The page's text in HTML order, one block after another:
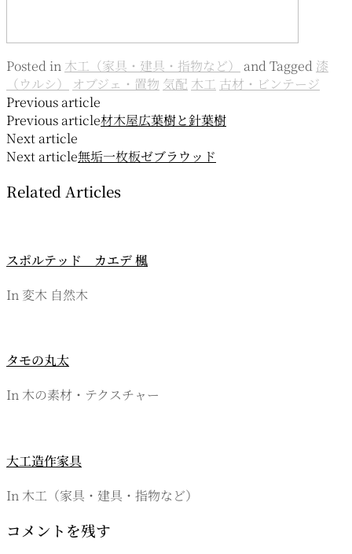
Posted in 木工（家具・建具・指物など） andTagged 漆
（ウルシ）
オブジェ・置物 気配 木工 古材・ビンテージ
投
稿
ナ
ビ
シ
ョ
Previous article
Previous article材木屋広葉樹と針葉樹
Next article
Next article無垢一枚板ゼブラウッド
Related Articles
スポルテッド カエデ 楓
In 変木 自然木
タモの丸太
In 木の素材・テクスチャー
大工造作家具
In 木工（家具・建具・指物など）
コメントを残す